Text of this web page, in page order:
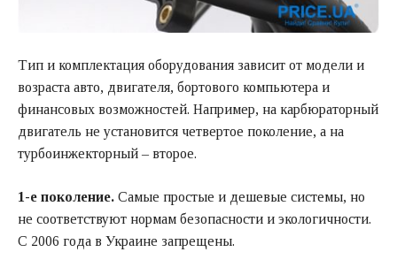
Тип и комплектация оборудования зависит от модели и
возраста авто, двигателя, бортового компьютера и
финансовых возможностей. Например, на карбюраторный
двигатель не установится четвертое поколение, а на
турбоинжекторный – второе.
1-е поколение. Самые простые и дешевые системы, но
не соответствуют нормам безопасности и экологичности.
С 2006 года в Украине запрещены.